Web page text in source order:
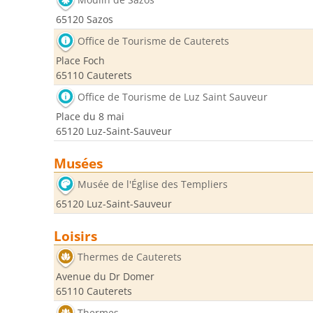
65120 Sazos
Office de Tourisme de Cauterets
Place Foch
65110 Cauterets
Office de Tourisme de Luz Saint Sauveur
Place du 8 mai
65120 Luz-Saint-Sauveur
Musées
Musée de l'Église des Templiers
65120 Luz-Saint-Sauveur
Loisirs
Thermes de Cauterets
Avenue du Dr Domer
65110 Cauterets